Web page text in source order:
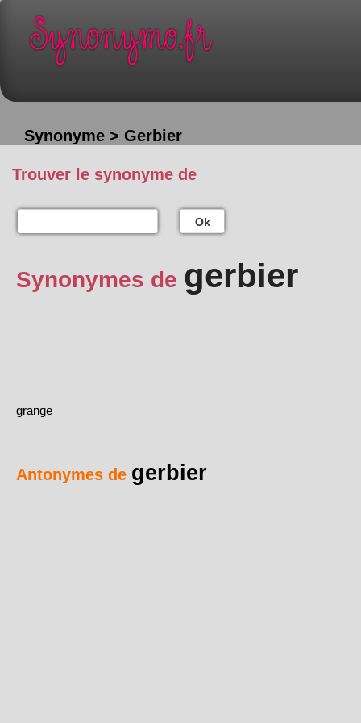
Synonyme > Gerbier
Trouver le synonyme de
Ok
Synonymes de gerbier
grange
Antonymes de gerbier